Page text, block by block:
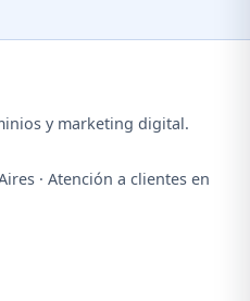
y marketing digital.
· Atención a clientes en